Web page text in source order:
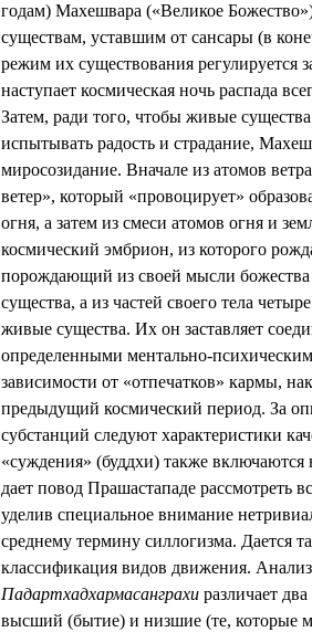
годам) Махешвара («Великое
существам, уставшим от сансары (в
режим их существования регулируется
наступает космическая ночь распада
Затем, ради того, чтобы живые
испытывать радость и страдание,
миросозидание. Вначале из атомов
ветер», который «провоцирует»
огня, а затем из смеси атомов огня и
космический эмбрион, из которого
порождающий из своей мысли божества
существа, а из частей своего тела
живые существа. Их он заставляет
определенными ментально-
зависимости от «отпечатков» кармы,
предыдущий космический период. За
субстанций следуют характеристики
«суждения» (буддхи) также включаются
дает повод Прашастападе рассмотреть
уделив специальное внимание
среднему термину силлогизма. Дается
классификация видов движения.
Падартхадхармасанграхи различает
высший (бытие) и низшие (те, которые